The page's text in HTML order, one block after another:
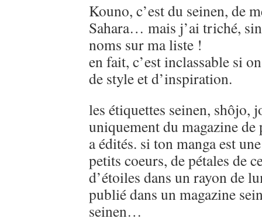
Kouno, c’est du seinen, de
Sahara… mais j’ai triché,
noms sur ma liste !
en fait, c’est inclassable si
de style et d’inspiration.
les étiquettes seinen, shôjo,
uniquement du magazine
a édités. si ton manga est
petits coeurs, de pétales de
d’étoiles dans un rayon de
publié dans un magazine
seinen…